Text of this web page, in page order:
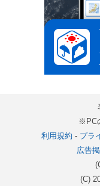
※PC
利用規約 - プラ
広告
(C)